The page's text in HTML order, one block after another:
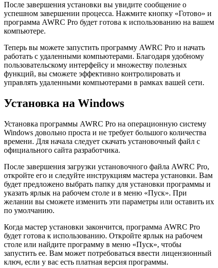
После завершения установки вы увидите сообщение о
успешном завершении процесса. Нажмите кнопку «Готово» и
программа AWRC Pro будет готова к использованию на вашем
компьютере.
Теперь вы можете запустить программу AWRC Pro и начать
работать с удаленными компьютерами. Благодаря удобному
пользовательскому интерфейсу и множеству полезных
функций, вы сможете эффективно контролировать и
управлять удаленными компьютерами в рамках вашей сети.
Установка на Windows
Установка программы AWRC Pro на операционную систему
Windows довольно проста и не требует большого количества
времени. Для начала следует скачать установочный файл с
официального сайта разработчика.
После завершения загрузки установочного файла AWRC Pro,
откройте его и следуйте инструкциям мастера установки. Вам
будет предложено выбрать папку для установки программы и
указать ярлык на рабочем столе и в меню «Пуск». При
желании вы сможете изменить эти параметры или оставить их
по умолчанию.
Когда мастер установки закончится, программа AWRC Pro
будет готова к использованию. Откройте ярлык на рабочем
столе или найдите программу в меню «Пуск», чтобы
запустить ее. Вам может потребоваться ввести лицензионный
ключ, если у вас есть платная версия программы.